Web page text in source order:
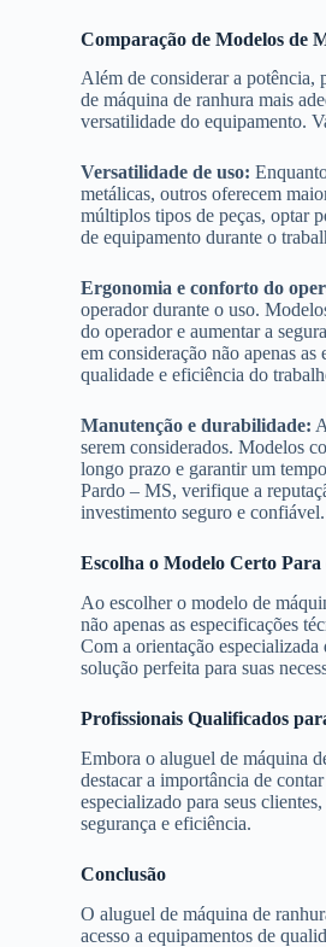
Comparação de Modelos de
Além de considerar a potência,
de máquina de ranhura mais
versatilidade do equipamento.
Versatilidade de uso:
metálicas, outros oferecem
múltiplos tipos de peças, optar
de equipamento durante o
Ergonomia e conforto do
operador durante o uso.
do operador e aumentar a
em consideração não apenas
qualidade e eficiência do
Manutenção e durabilidade:
serem considerados. Modelos
longo prazo e garantir um
Pardo – MS, verifique a
investimento seguro e confiável.
Escolha o Modelo Certo Para
Ao escolher o modelo de
não apenas as especificações
Com a orientação
solução perfeita para suas
Profissionais Qualificados
Embora o aluguel de máquina
destacar a importância de
especializado para seus
segurança e eficiência.
Conclusão
O aluguel de máquina de
acesso a equipamentos de